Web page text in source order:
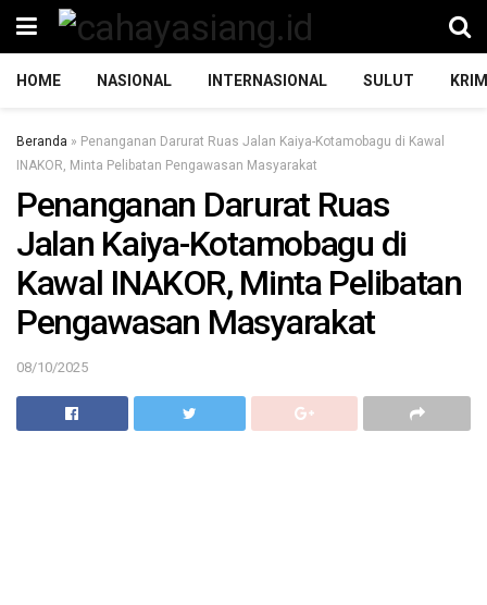
HOME NASIONAL INTERNASIONAL SULUT
Beranda » Penanganan Darurat Ruas Jalan Kaiya-Kotamobagu di Kawal
INAKOR, Minta Pelibatan Pengawasan Masyarakat
Penanganan Darurat Ruas
Jalan Kaiya-Kotamobagu di
Kawal INAKOR, Minta Pelibatan
Pengawasan Masyarakat
08/10/2025